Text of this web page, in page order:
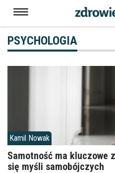
PSYCHOLOGIA
Kamil Nowak
Samotność ma kluczowe
się myśli samobójczych